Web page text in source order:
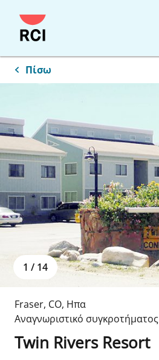
Πίσω
1 / 14
Fraser, CO, Ηπα
Αναγνωριστικό συγκροτήματος
Twin Rivers Resort